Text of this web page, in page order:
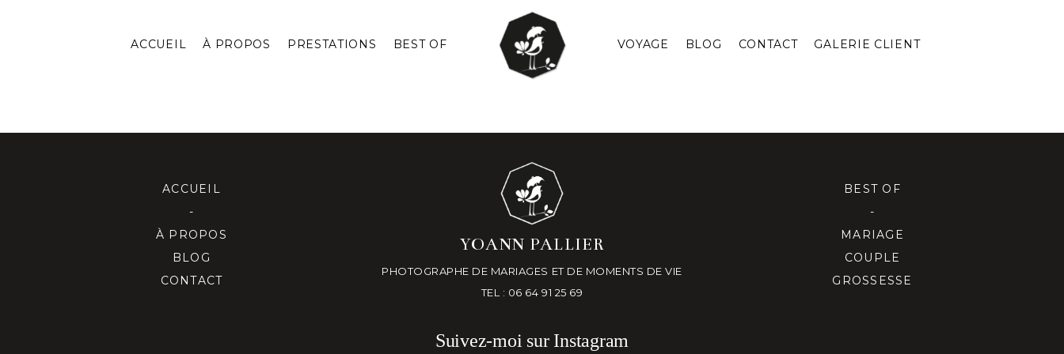
ACCUEIL À PROPOS PRESTATIONS BEST OF VOYAGE BLOG CONTACT GALERIE CLIENT
ACCUEIL
-
À PROPOS
BLOG
CONTACT
YOANN PALLIER
PHOTOGRAPHE DE MARIAGES ET DE MOMENTS DE VIE
TEL : 06 64 91 25 69
BEST OF
-
MARIAGE
COUPLE
GROSSESSE
Suivez-moi sur Instagram